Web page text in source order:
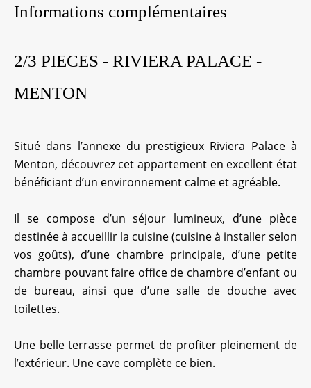
Informations complémentaires
2/3 PIECES - RIVIERA PALACE -
MENTON
Situé dans l’annexe du prestigieux Riviera Palace à
Menton, découvrez cet appartement en excellent état
bénéficiant d’un environnement calme et agréable.
Il se compose d’un séjour lumineux, d’une pièce
destinée à accueillir la cuisine (cuisine à installer selon
vos goûts), d’une chambre principale, d’une petite
chambre pouvant faire office de chambre d’enfant ou
de bureau, ainsi que d’une salle de douche avec
toilettes.
Une belle terrasse permet de profiter pleinement de
l’extérieur. Une cave complète ce bien.